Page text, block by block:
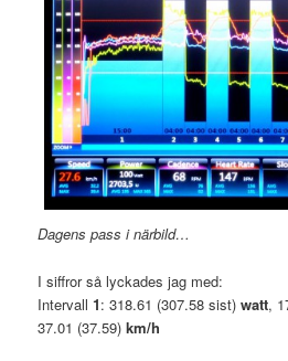
Dagens pass i närbild…
I siffror så lyckades jag med:
Intervall1: 318.61 (307.58 sist)watt,
37.01 (37.59)km/h